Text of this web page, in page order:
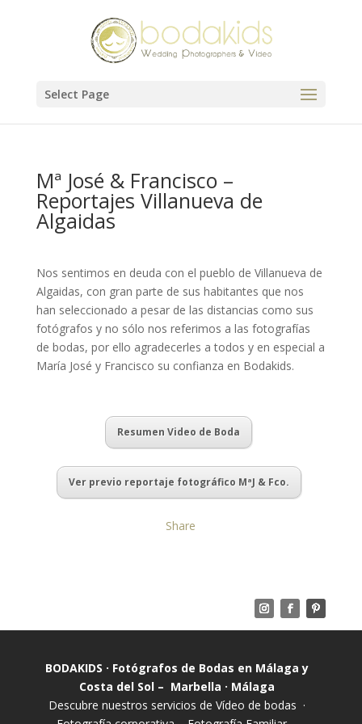
Select Page
Mª José & Francisco –
Reportajes Villanueva de
Algaidas
Nos sentimos en deuda con el pueblo de Villanueva de
Algaidas, con gran parte de sus habitantes que nos
han seleccionado a pesar de las distancias como sus
fotógrafos y no sólo nos referimos a las fotografías
de bodas, por ello agradecerles a todos y en especial a
María José y Francisco su confianza en Bodakids.
Resumen Video de Boda
Ver previo reportaje fotográfico MªJ & Fco.
Share
BODAKIDS · Fotógrafos de Bodas en Málaga y
Costa del Sol – Marbella · Málaga
Descubre nuestros servicios de Vídeo de bodas ·